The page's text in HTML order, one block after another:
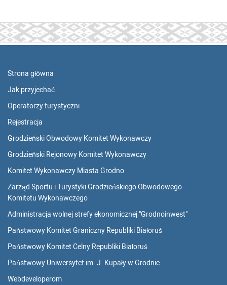
Strona główna
Jak przyjechać
Operatorzy turystyczni
Rejestracja
Grodzieński Obwodowy Komitet Wykonawczy
Grodzieński Rejonowy Komitet Wykonawczy
Komitet Wykonawczy Miasta Grodno
Zarząd Sportu i Turystyki Grodzieńskiego Obwodowego
Komitetu Wykonawczego
Administracja wolnej strefy ekonomicznej "Grodnoinwest"
Państwowy Komitet Graniczny Republiki Białoruś
Państwowy Komitet Celny Republiki Białoruś
Państwowy Uniwersytet im. J. Kupały w Grodnie
Webdeveloperom